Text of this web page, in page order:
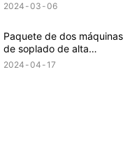
2024 03 06
Paquete de dos máquinas
de soplado de alta
velocidad VFINE
2024 04 17